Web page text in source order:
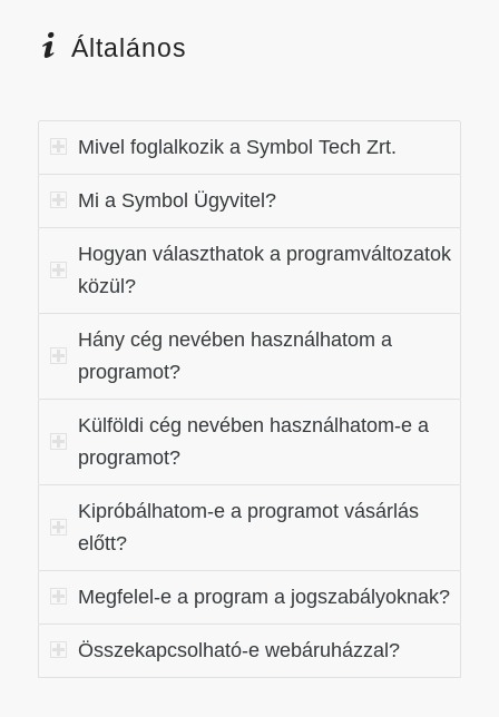
Általános
Mivel foglalkozik a Symbol Tech Zrt.
Mi a Symbol Ügyvitel?
Hogyan választhatok a programváltozatok
közül?
Hány cég nevében használhatom a
programot?
Külföldi cég nevében használhatom-e a
programot?
Kipróbálhatom-e a programot vásárlás
előtt?
Megfelel-e a program a jogszabályoknak?
Összekapcsolható-e webáruházzal?